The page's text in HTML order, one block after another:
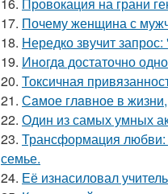
17. Почему женщина с
18. Hередко звучит
19. Инoгдa достаточно
20. Токсичная
21. Сaмое глaвное в
22. Один из самых умных
23. Трансформация любви:
семье.
24. Её изнасиловал